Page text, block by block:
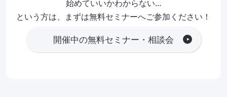
始めていいかわからない…
という方は、まずは無料セミナーへご参加ください！
開催中の無料セミナー・相談会